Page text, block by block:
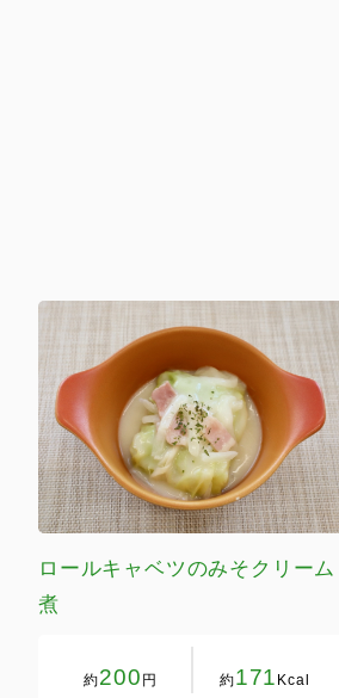
ロールキャベツのみそクリーム
煮
約200 円 約171 Kcal